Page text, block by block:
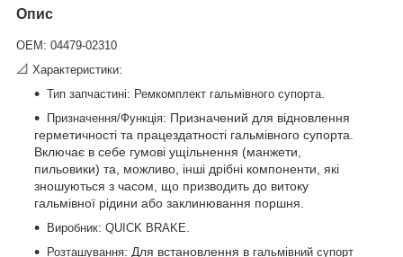
Опис
OEM : 04479-02310
📐 Характеристики:
Тип запчастині: Ремкомплект гальмівного супорта
Призначення/Функція: Призначений для відновлення
герметичності та працездатності гальмівного супорта.
Включає в себе гумові ущільнення (манжети,
пильовики) та, можливо, інші дрібні компоненти, які
зношуються з часом, що призводить до витоку
гальмівної рідини або заклинювання поршня.
Виробник: QUICK BRAKE
Розташування: Для встановлення в гальмівний супорт